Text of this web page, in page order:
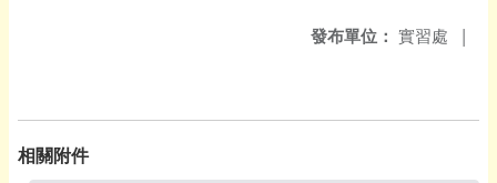
發布單位： 實習處 |
相關附件